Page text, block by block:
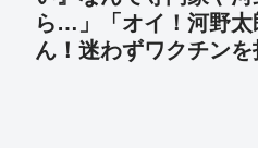
ら…」「オイ！河野太
ん！迷わずワクチンを